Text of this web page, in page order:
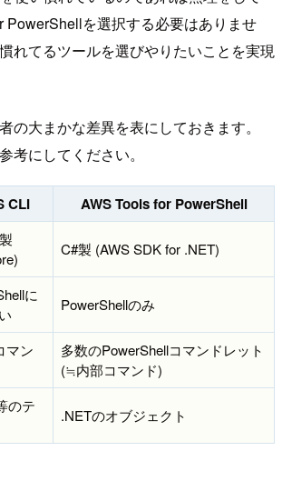
PowerShellを選択する必要はありませ
れてるツールを選びやりたいことを実現
の大まかな差異を表にしておきます。
考にしてください。
CLI AWS Tools for PowerShell
C#製 (AWS SDK for .NET)
に
PowerShellのみ
マン
多数のPowerShellコマンドレット
(≒内部コマンド)
のテ
.NETのオブジェクト